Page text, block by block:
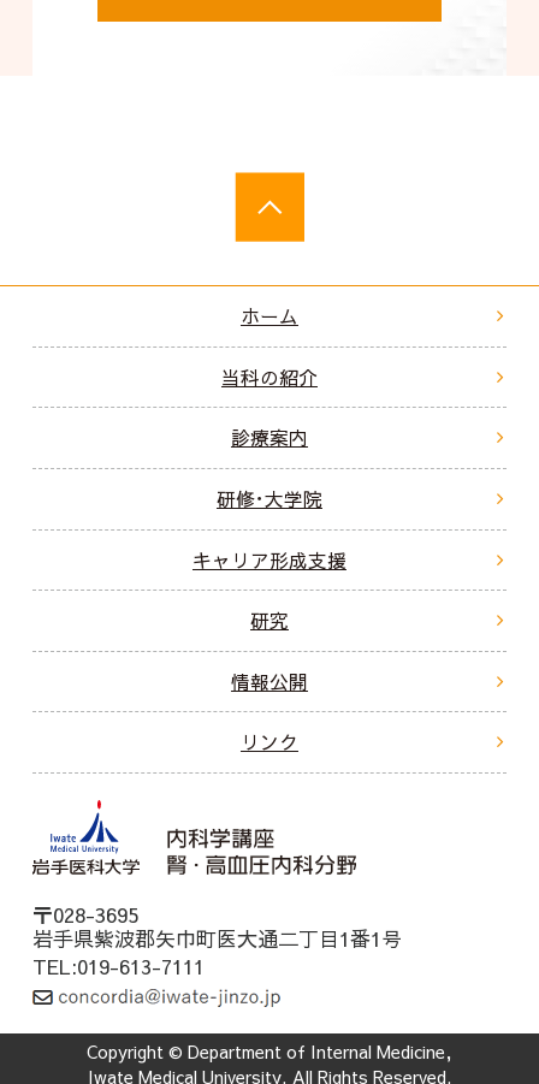
ホーム
当科の紹介
診療案内
研修･大学院
キャリア形成支援
研究
情報公開
リンク
〒028-3695
岩手県紫波郡矢巾町医大通二丁目1番1号
TEL:019-613-7111
Copyright © Department of Internal Medicine,
Iwate Medical University. All Rights Reserved.